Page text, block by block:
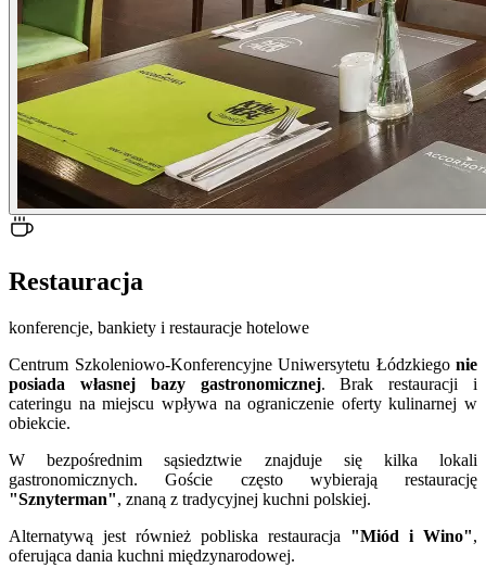
Restauracja
konferencje, bankiety i restauracje hotelowe
Centrum Szkoleniowo-Konferencyjne Uniwersytetu Łódzkiego nie
posiada własnej bazy gastronomicznej. Brak restauracji i
cateringu na miejscu wpływa na ograniczenie oferty kulinarnej w
obiekcie.
W bezpośrednim sąsiedztwie znajduje się kilka lokali
gastronomicznych. Goście często wybierają restaurację
"Sznyterman", znaną z tradycyjnej kuchni polskiej.
Alternatywą jest również pobliska restauracja "Miód i Wino",
oferująca dania kuchni międzynarodowej.